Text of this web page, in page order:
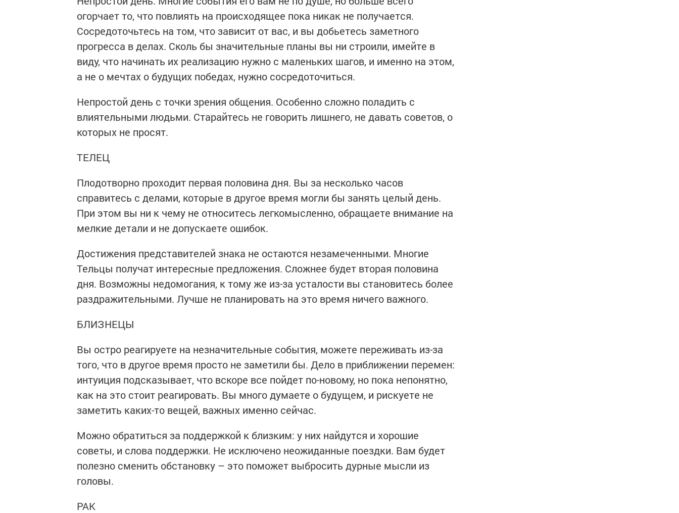
огорчает то, что повлиять на происходящее пока никак не получается.
Сосредоточьтесь на том, что зависит от вас, и вы добьетесь заметного
прогресса в делах. Сколь бы значительные планы вы ни строили, имейте в
виду, что начинать их реализацию нужно с маленьких шагов, и именно на этом,
а не о мечтах о будущих победах, нужно сосредоточиться.
Непростой день с точки зрения общения. Особенно сложно поладить с
влиятельными людьми. Старайтесь не говорить лишнего, не давать советов, о
которых не просят.
ТЕЛЕЦ
Плодотворно проходит первая половина дня. Вы за несколько часов
справитесь с делами, которые в другое время могли бы занять целый день.
При этом вы ни к чему не относитесь легкомысленно, обращаете внимание на
мелкие детали и не допускаете ошибок.
Достижения представителей знака не остаются незамеченными. Многие
Тельцы получат интересные предложения. Сложнее будет вторая половина
дня. Возможны недомогания, к тому же из-за усталости вы становитесь более
раздражительными. Лучше не планировать на это время ничего важного.
БЛИЗНЕЦЫ
Вы остро реагируете на незначительные события, можете переживать из-за
того, что в другое время просто не заметили бы. Дело в приближении перемен:
интуиция подсказывает, что вскоре все пойдет по-новому, но пока непонятно,
как на это стоит реагировать. Вы много думаете о будущем, и рискуете не
заметить каких-то вещей, важных именно сейчас.
Можно обратиться за поддержкой к близким: у них найдутся и хорошие
советы, и слова поддержки. Не исключено неожиданные поездки. Вам будет
полезно сменить обстановку – это поможет выбросить дурные мысли из
головы.
РАК